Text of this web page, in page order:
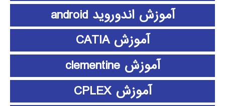
آموزش اندوروید android
آموزش CATIA
آموزش clementine
آموزش CPLEX